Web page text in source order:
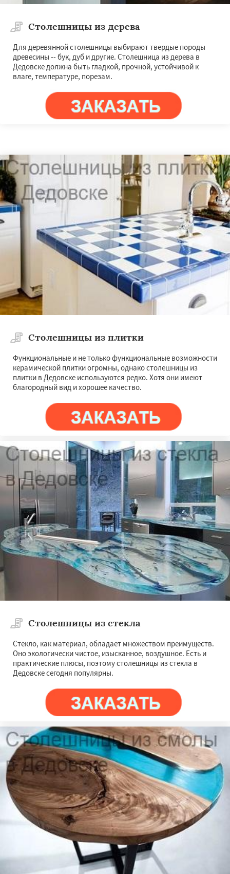
Столешницы из дерева
Для деревянной столешницы выбирают твердые породы
древесины -- бук, дуб и другие. Столешница из дерева в
Дедовске должна быть гладкой, прочной, устойчивой к
влаге, температуре, порезам.
Столешницы из плитки
Функциональные и не только функциональные возможности
керамической плитки огромны, однако столешницы из
плитки в Дедовске используются редко. Хотя они имеют
благородный вид и хорошее качество.
Столешницы из стекла
Стекло, как материал, обладает множеством преимуществ.
Оно экологически чистое, изысканное, воздушное. Есть и
практические плюсы, поэтому столешницы из стекла в
Дедовске сегодня популярны.